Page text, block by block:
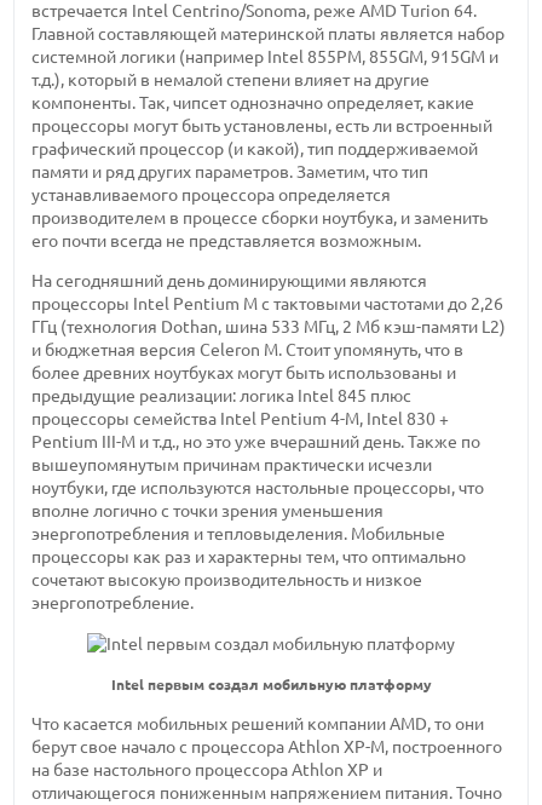
встречается Intel Centrino/Sonoma, реже AMD Turion 64.
Главной составляющей материнской платы является набор
системной логики (например Intel 855PM, 855GM, 915GM и
т.д.), который в немалой степени влияет на другие
компоненты. Так, чипсет однозначно определяет, какие
процессоры могут быть установлены, есть ли встроенный
графический процессор (и какой), тип поддерживаемой
памяти и ряд других параметров. Заметим, что тип
устанавливаемого процессора определяется
производителем в процессе сборки ноутбука, и заменить
его почти всегда не представляется возможным.
На сегодняшний день доминирующими являются
процессоры Intel Pentium M с тактовыми частотами до 2,26
ГГц (технология Dothan, шина 533 МГц, 2 Мб кэш-памяти L2)
и бюджетная версия Celeron M. Стоит упомянуть, что в
более древних ноутбуках могут быть использованы и
предыдущие реализации: логика Intel 845 плюс
процессоры семейства Intel Pentium 4-M, Intel 830 +
Pentium III-M и т.д., но это уже вчерашний день. Также по
вышеупомянутым причинам практически исчезли
ноутбуки, где используются настольные процессоры, что
вполне логично с точки зрения уменьшения
энергопотребления и тепловыделения. Мобильные
процессоры как раз и характерны тем, что оптимально
сочетают высокую производительность и низкое
энергопотребление.
Intel первым создал мобильную платформу
Что касается мобильных решений компании AMD, то они
берут свое начало с процессора Athlon XP-M, построенного
на базе настольного процессора Athlon XP и
отличающегося пониженным напряжением питания. Точно